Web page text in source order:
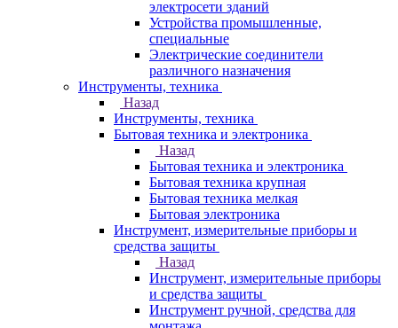
электросети зданий
Устройства промышленные,
специальные
Электрические соединители
различного назначения
Инструменты, техника
Назад
Инструменты, техника
Бытовая техника и электроника
Назад
Бытовая техника и электроника
Бытовая техника крупная
Бытовая техника мелкая
Бытовая электроника
Инструмент, измерительные приборы и
средства защиты
Назад
Инструмент, измерительные приборы
и средства защиты
Инструмент ручной, средства для